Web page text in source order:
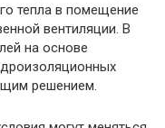
тепла в помещение
вентиляции. В
на основе
решением.